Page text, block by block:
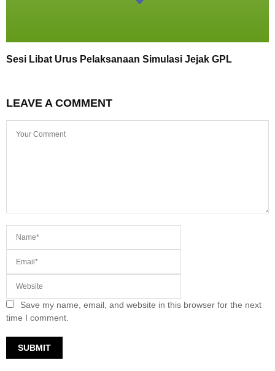
Sesi Libat Urus Pelaksanaan Simulasi Jejak GPL
LEAVE A COMMENT
Save my name, email, and website in this browser for the next
time I comment.